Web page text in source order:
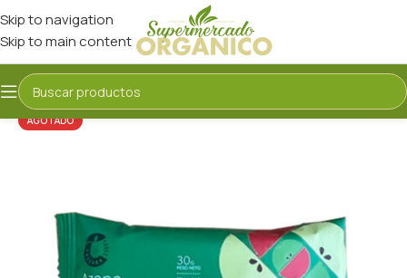
Skip to navigation
Skip to main content
AGOTADO